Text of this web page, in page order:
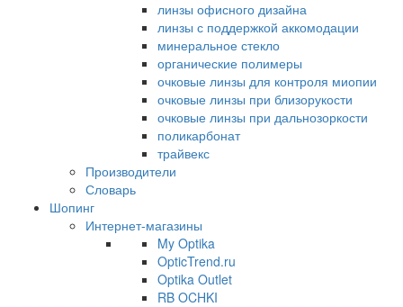
линзы офисного дизайна
линзы с поддержкой аккомодации
минеральное стекло
органические полимеры
очковые линзы для контроля миопии
очковые линзы при близорукости
очковые линзы при дальнозоркости
поликарбонат
трайвекс
Производители
Словарь
Шопинг
Интернет-магазины
My Optika
OpticTrend.ru
Optika Outlet
RB OCHKI